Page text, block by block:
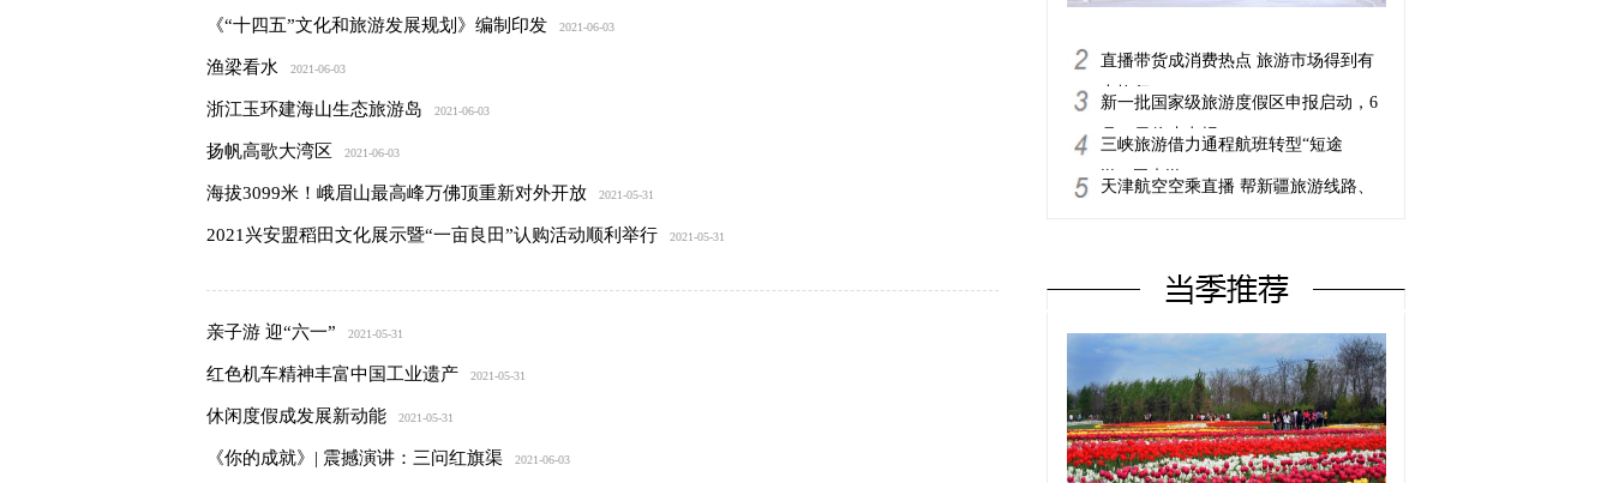
《“十四五”文化和旅游发展规划》编制印发 2021-06-03
渔梁看水 2021-06-03
浙江玉环建海山生态旅游岛 2021-06-03
扬帆高歌大湾区 2021-06-03
海拔3099米！峨眉山最高峰万佛顶重新对外开放 2021-05-31
2021兴安盟稻田文化展示暨“一亩良田”认购活动顺利举行 2021-05-31
亲子游 迎“六一” 2021-05-31
红色机车精神丰富中国工业遗产 2021-05-31
休闲度假成发展新动能 2021-05-31
《你的成就》| 震撼演讲：三问红旗渠 2021-06-03
直播带货成消费热点 旅游市场得到有
力恢复
新一批国家级旅游度假区申报启动，6
月30日停止申报
三峡旅游借力通程航班转型“短途
游”“周末游”
天津航空空乘直播 帮新疆旅游线路、